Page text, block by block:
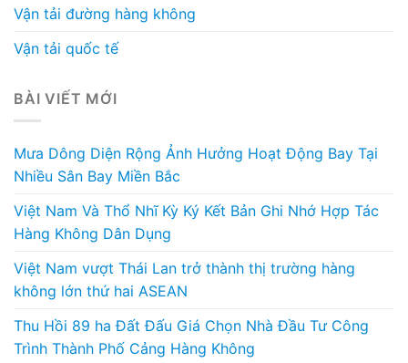
Vận tải đường hàng không
Vận tải quốc tế
BÀI VIẾT MỚI
Mưa Dông Diện Rộng Ảnh Hưởng Hoạt Động Bay Tại
Nhiều Sân Bay Miền Bắc
Việt Nam Và Thổ Nhĩ Kỳ Ký Kết Bản Ghi Nhớ Hợp Tác
Hàng Không Dân Dụng
Việt Nam vượt Thái Lan trở thành thị trường hàng
không lớn thứ hai ASEAN
Thu Hồi 89 ha Đất Đấu Giá Chọn Nhà Đầu Tư Công
Trình Thành Phố Cảng Hàng Không